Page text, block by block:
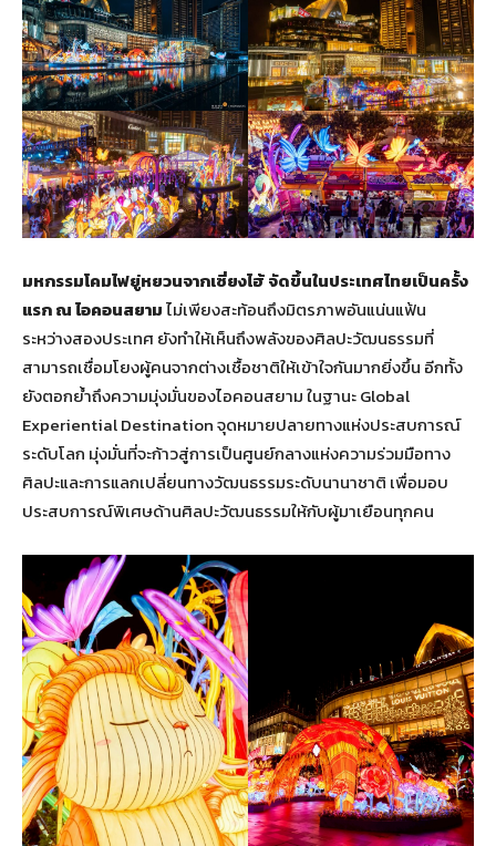
มหกรรมโคมไฟยู่หยวนจากเซี่ยงไฮ้ จัดขึ้นในประเทศไทยเป็นครั้ง
แรก ณ ไอคอนสยามไม่เพียงสะท้อนถึงมิตรภาพอันแน่นแฟ้น
ระหว่างสองประเทศ ยังทำให้เห็นถึงพลังของศิลปะวัฒนธรรมที่
สามารถเชื่อมโยงผู้คนจากต่างเชื้อชาติให้เข้าใจกันมากยิ่งขึ้น อีกทั้ง
ยังตอกย้ำถึงความมุ่งมั่นของไอคอนสยาม ในฐานะ Global
Experiential Destination จุดหมายปลายทางแห่งประสบการณ์
ระดับโลก มุ่งมั่นที่จะก้าวสู่การเป็นศูนย์กลางแห่งความร่วมมือทาง
ศิลปะและการแลกเปลี่ยนทางวัฒนธรรมระดับนานาชาติ เพื่อมอบ
ประสบการณ์พิเศษด้านศิลปะวัฒนธรรมให้กับผู้มาเยือนทุกคน